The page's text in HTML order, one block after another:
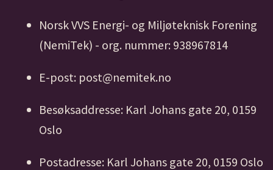
Norsk VVS Energi- og Miljøteknisk Forening
(NemiTek) - org. nummer: 938967814
E-post: post@nemitek.no
Besøksaddresse: Karl Johans gate 20, 0159
Oslo
Postadresse: Karl Johans gate 20, 0159 Oslo